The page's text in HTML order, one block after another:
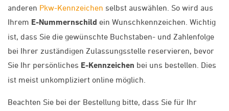
anderen Pkw-Kennzeichen selbst auswählen. So wird aus
Ihrem E-Nummernschild ein Wunschkennzeichen. Wichtig
ist, dass Sie die gewünschte Buchstaben- und Zahlenfolge
bei Ihrer zuständigen Zulassungsstelle reservieren, bevor
Sie Ihr persönliches E-Kennzeichen bei uns bestellen. Dies
ist meist unkompliziert online möglich.
Beachten Sie bei der Bestellung bitte, dass Sie für Ihr